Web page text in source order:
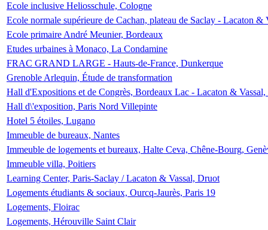
Ecole inclusive Heliosschule, Cologne
Ecole normale supérieure de Cachan, plateau de Saclay - Lacaton &
Ecole primaire André Meunier, Bordeaux
Etudes urbaines à Monaco, La Condamine
FRAC GRAND LARGE - Hauts-de-France, Dunkerque
Grenoble Arlequin, Étude de transformation
Hall d'Expositions et de Congrès, Bordeaux Lac - Lacaton &
Hall d\'exposition, Paris Nord Villepinte
Hotel 5 étoiles, Lugano
Immeuble de bureaux, Nantes
Immeuble de logements et bureaux, Halte Ceva, Chêne-Bourg,
Immeuble villa, Poitiers
Learning Center, Paris-Saclay / Lacaton & Vassal, Druot
Logements étudiants & sociaux, Ourcq-Jaurès, Paris 19
Logements, Floirac
Logements, Hérouville Saint Clair